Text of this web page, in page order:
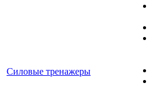
Силовые тренажеры